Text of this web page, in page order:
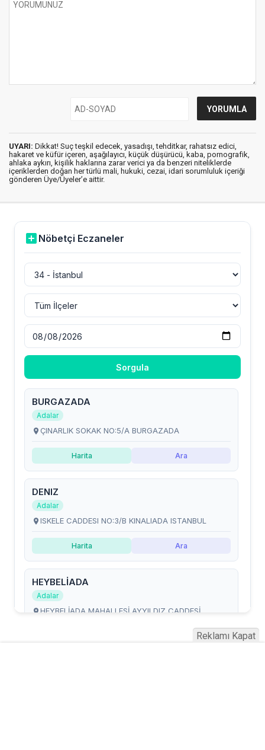
UYARI: Dikkat! Suç teşkil edecek, yasadışı, tehditkar, rahatsız edici,
hakaret ve küfür içeren, aşağılayıcı, küçük düşürücü, kaba, pornografik,
ahlaka aykırı, kişilik haklarına zarar verici ya da benzeri niteliklerde
içeriklerden doğan her türlü mali, hukuki, cezai, idari sorumluluk içeriği
gönderen Üye/Üyeler’e aittir.
Reklamı Kapat